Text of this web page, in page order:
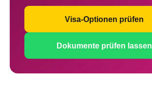
Visa-Optionen prüfen
Dokumente prüfen lassen